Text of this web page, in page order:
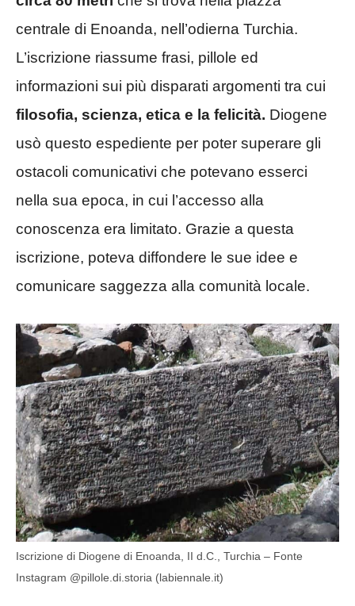
centrale di Enoanda, nell’odierna Turchia.
L’iscrizione riassume frasi, pillole ed
informazioni sui più disparati argomenti tra cui
filosofia, scienza, etica e la felicità. Diogene
usò questo espediente per poter superare gli
ostacoli comunicativi che potevano esserci
nella sua epoca, in cui l’accesso alla
conoscenza era limitato. Grazie a questa
iscrizione, poteva diffondere le sue idee e
comunicare saggezza alla comunità locale.
Iscrizione di Diogene di Enoanda, II d.C., Turchia – Fonte
Instagram @pillole.di.storia (labiennale.it)